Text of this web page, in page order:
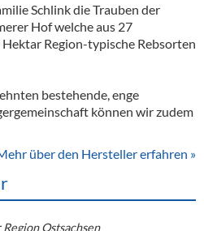
Schlink die Trauben der
Hof welche aus 27
Region-typische Rebsorten
bestehende, enge
können wir zudem
über den Hersteller erfahren »
Ostsachsen